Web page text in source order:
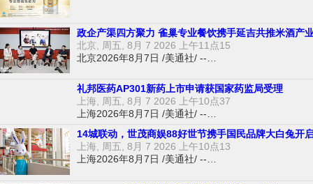
政企产渠四方聚力 雀巢专业餐饮携手延吉共推米酒产
北京, 周五, 8月 7 2026 上午11点15
北京2026年8月7日 /美通社/ --…
礼邦医药AP301新药上市申请获国家药监局受理
上海, 周五, 8月 7 2026 上午10点37
上海2026年8月7日 /美通社/ --…
14城联动，世茂商娱88好世节携手国民品牌大白兔开
上海, 周五, 8月 7 2026 上午10点13
上海2026年8月7日 /美通社/ --…